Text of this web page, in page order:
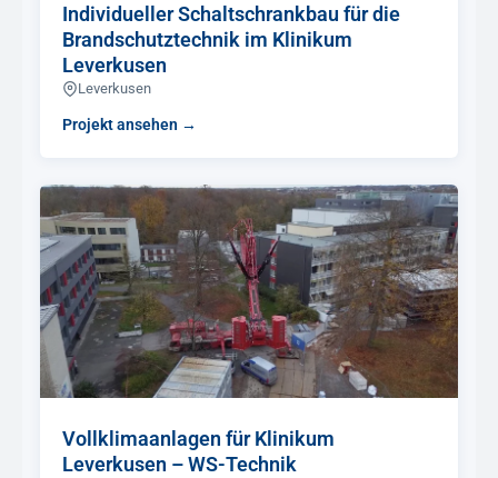
Individueller Schaltschrankbau für die
Brandschutztechnik im Klinikum
Leverkusen
Leverkusen
Projekt ansehen →
Vollklimaanlagen für Klinikum
Leverkusen – WS-Technik